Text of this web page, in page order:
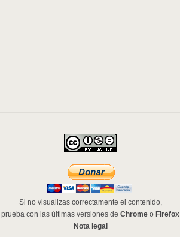
Si no visualizas correctamente el contenido,
prueba con las últimas versiones de Chrome o Firefox
Nota legal